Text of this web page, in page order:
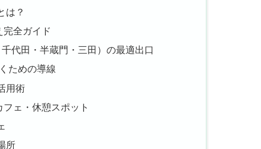
は？
完全ガイド
代田・半蔵門・三田）の最適出口
ための導線
用術
ェ・休憩スポット
所